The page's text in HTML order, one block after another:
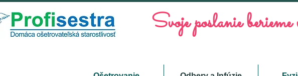
Svoje poslanie berieme